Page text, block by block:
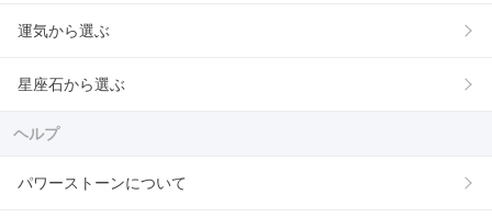
運気から選ぶ
星座石から選ぶ
ヘルプ
パワーストーンについて